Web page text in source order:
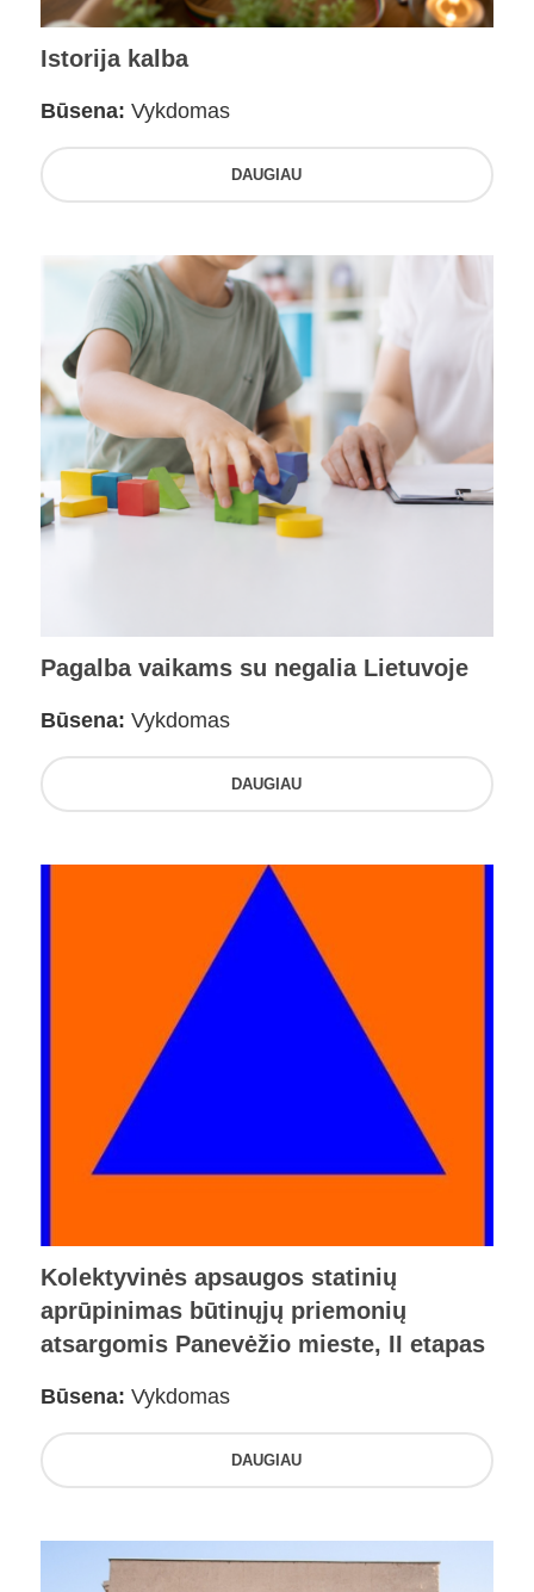
Istorija kalba
Būsena: Vykdomas
DAUGIAU
Pagalba vaikams su negalia Lietuvoje
Būsena: Vykdomas
DAUGIAU
Kolektyvinės apsaugos statinių
aprūpinimas būtinųjų priemonių
atsargomis Panevėžio mieste, II etapas
Būsena: Vykdomas
DAUGIAU